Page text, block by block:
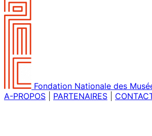
Fondation Nationale des
A-PROPOS
PARTENAIRES